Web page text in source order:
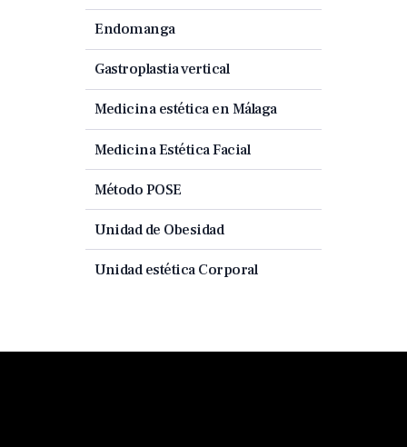
Endomanga
Gastroplastia vertical
Medicina estética en Málaga
Medicina Estética Facial
Método POSE
Unidad de Obesidad
Unidad estética Corporal